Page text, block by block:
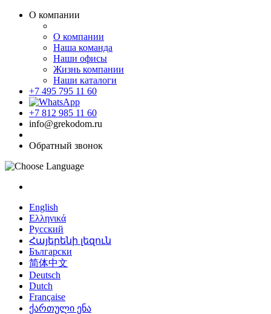
О компании
О компании
Наша команда
Наши офисы
Жизнь компании
Наши каталоги
+7 495 795 11 60
+7 812 985 11 60
info@grekodom.ru
Обратный звонок
English
Ελληνικά
Русский
Հայերենի լեզուն
Български
简体中文
Deutsch
Dutch
Française
ქართული ენა